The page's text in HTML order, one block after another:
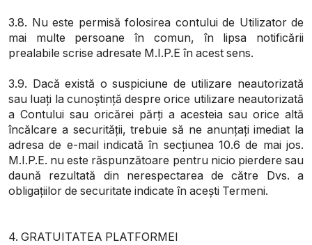
3.8. Nu este permisă folosirea contului de Utilizator de
mai multe persoane în comun, în lipsa notificării
prealabile scrise adresate M.I.P.E în acest sens.
3.9. Dacă există o suspiciune de utilizare neautorizată
sau luați la cunoștință despre orice utilizare neautorizată
a Contului sau oricărei părți a acesteia sau orice altă
încălcare a securității, trebuie să ne anunțați imediat la
adresa de e-mail indicată în secțiunea 10.6 de mai jos.
M.I.P.E. nu este răspunzătoare pentru nicio pierdere sau
daună rezultată din nerespectarea de către Dvs. a
obligațiilor de securitate indicate în acești Termeni.
4. GRATUITATEA PLATFORMEI